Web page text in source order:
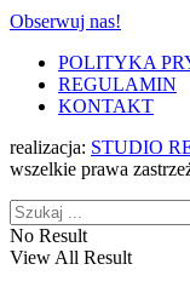
Obserwuj nas!
POLITYKA
REGULAMIN
KONTAKT
realizacja: STUDIO
wszelkie prawa
No Result
View All Result